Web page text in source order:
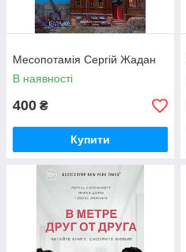
Месопотамія Сергій Жадан
В наявності
400 ₴
Купити